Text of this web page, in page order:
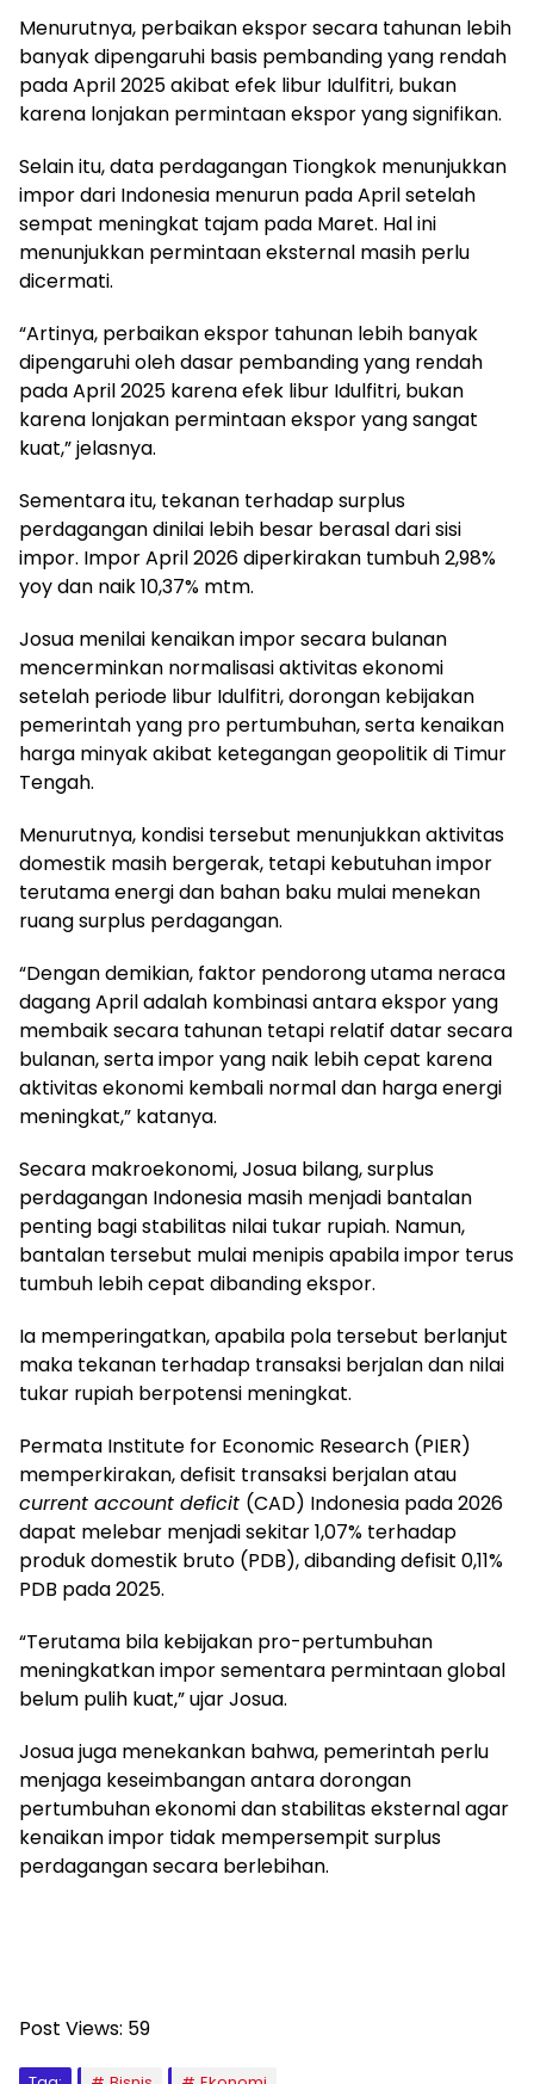
Menurutnya, perbaikan ekspor secara tahunan lebih
banyak dipengaruhi basis pembanding yang rendah
pada April 2025 akibat efek libur Idulfitri, bukan
karena lonjakan permintaan ekspor yang signifikan.
Selain itu, data perdagangan Tiongkok menunjukkan
impor dari Indonesia menurun pada April setelah
sempat meningkat tajam pada Maret. Hal ini
menunjukkan permintaan eksternal masih perlu
dicermati.
“Artinya, perbaikan ekspor tahunan lebih banyak
dipengaruhi oleh dasar pembanding yang rendah
pada April 2025 karena efek libur Idulfitri, bukan
karena lonjakan permintaan ekspor yang sangat
kuat,” jelasnya.
Sementara itu, tekanan terhadap surplus
perdagangan dinilai lebih besar berasal dari sisi
impor. Impor April 2026 diperkirakan tumbuh 2,98%
yoy dan naik 10,37% mtm.
Josua menilai kenaikan impor secara bulanan
mencerminkan normalisasi aktivitas ekonomi
setelah periode libur Idulfitri, dorongan kebijakan
pemerintah yang pro pertumbuhan, serta kenaikan
harga minyak akibat ketegangan geopolitik di Timur
Tengah.
Menurutnya, kondisi tersebut menunjukkan aktivitas
domestik masih bergerak, tetapi kebutuhan impor
terutama energi dan bahan baku mulai menekan
ruang surplus perdagangan.
“Dengan demikian, faktor pendorong utama neraca
dagang April adalah kombinasi antara ekspor yang
membaik secara tahunan tetapi relatif datar secara
bulanan, serta impor yang naik lebih cepat karena
aktivitas ekonomi kembali normal dan harga energi
meningkat,” katanya.
Secara makroekonomi, Josua bilang, surplus
perdagangan Indonesia masih menjadi bantalan
penting bagi stabilitas nilai tukar rupiah. Namun,
bantalan tersebut mulai menipis apabila impor terus
tumbuh lebih cepat dibanding ekspor.
Ia memperingatkan, apabila pola tersebut berlanjut
maka tekanan terhadap transaksi berjalan dan nilai
tukar rupiah berpotensi meningkat.
Permata Institute for Economic Research (PIER)
memperkirakan, defisit transaksi berjalan atau
current account deficit (CAD) Indonesia pada 2026
dapat melebar menjadi sekitar 1,07% terhadap
produk domestik bruto (PDB), dibanding defisit 0,11%
PDB pada 2025.
“Terutama bila kebijakan pro-pertumbuhan
meningkatkan impor sementara permintaan global
belum pulih kuat,” ujar Josua.
Josua juga menekankan bahwa, pemerintah perlu
menjaga keseimbangan antara dorongan
pertumbuhan ekonomi dan stabilitas eksternal agar
kenaikan impor tidak mempersempit surplus
perdagangan secara berlebihan.
Post Views: 59